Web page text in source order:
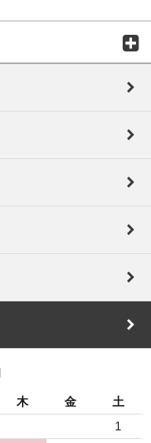
木 金
土
1